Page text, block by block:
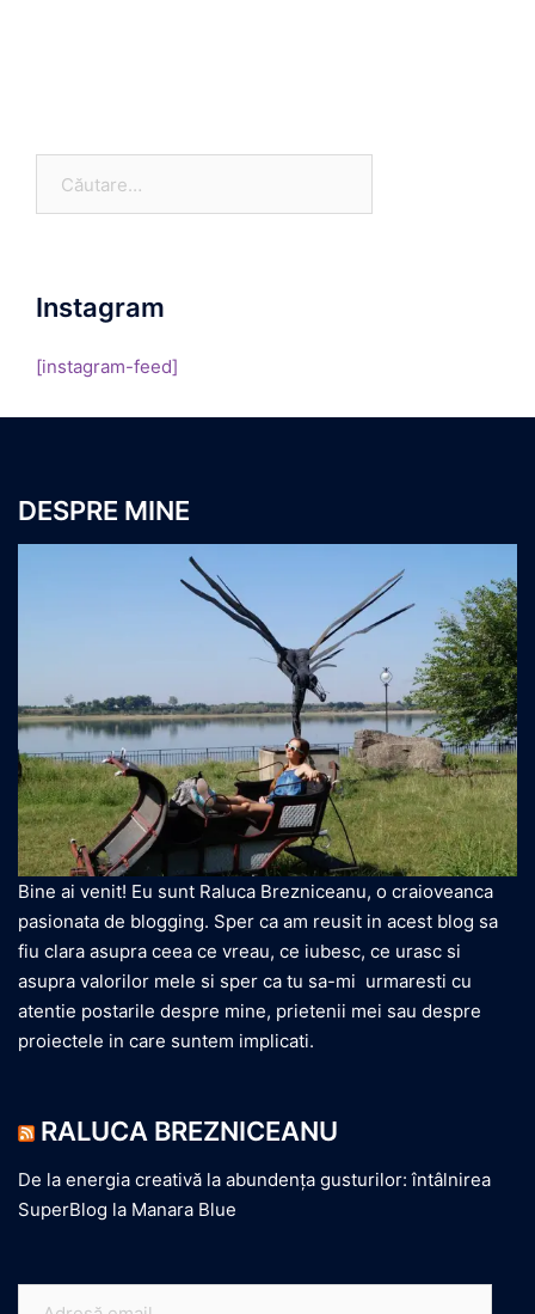
după:
Instagram
[instagram-feed]
DESPRE MINE
Bine ai venit! Eu sunt Raluca Brezniceanu, o craioveanca
pasionata de blogging. Sper ca am reusit in acest blog sa
fiu clara asupra ceea ce vreau, ce iubesc, ce urasc si
asupra valorilor mele si sper ca tu sa-mi urmaresti cu
atentie postarile despre mine, prietenii mei sau despre
proiectele in care suntem implicati.
RALUCA BREZNICEANU
De la energia creativă la abundența gusturilor: întâlnirea
SuperBlog la Manara Blue